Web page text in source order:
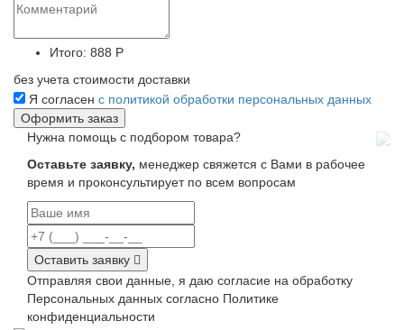
Итого: 888 Р
без учета стоимости доставки
Я согласен с политикой обработки персональных данных
Нужна помощь с подбором товара?
Оставьте заявку, менеджер свяжется с Вами в рабочее
время и проконсультирует по всем вопросам
Оставить заявку
Отправляя свои данные, я даю согласие на обработку
Персональных данных согласно Политике
конфиденциальности